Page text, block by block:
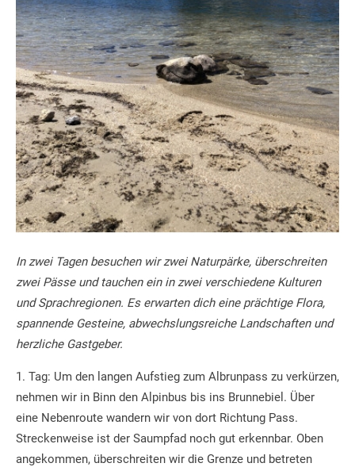
In zwei Tagen besuchen wir zwei Naturpärke, überschreiten
zwei Pässe und tauchen ein in zwei verschiedene Kulturen
und Sprachregionen. Es erwarten dich eine prächtige Flora,
spannende Gesteine, abwechslungsreiche Landschaften und
herzliche Gastgeber.
1. Tag: Um den langen Aufstieg zum Albrunpass zu verkürzen,
nehmen wir in Binn den Alpinbus bis ins Brunnebiel. Über
eine Nebenroute wandern wir von dort Richtung Pass.
Streckenweise ist der Saumpfad noch gut erkennbar. Oben
angekommen, überschreiten wir die Grenze und betreten